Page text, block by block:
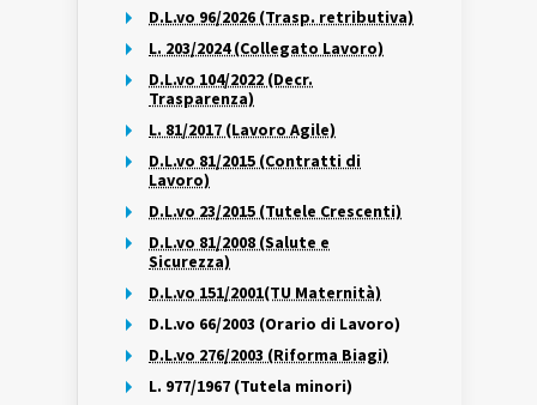
D.L.vo 96/2026 (Trasp. retributiva)
L. 203/2024 (Collegato Lavoro)
D.L.vo 104/2022 (Decr.
Trasparenza)
L. 81/2017 (Lavoro Agile)
D.L.vo 81/2015 (Contratti di
Lavoro)
D.L.vo 23/2015 (Tutele Crescenti)
D.L.vo 81/2008 (Salute e
Sicurezza)
D.L.vo 151/2001(TU Maternità)
D.L.vo 66/2003 (Orario di Lavoro)
D.L.vo 276/2003 (Riforma Biagi)
L. 977/1967 (Tutela minori)